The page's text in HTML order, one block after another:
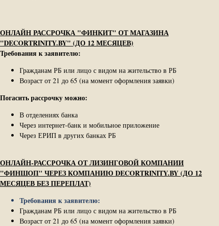
ОНЛАЙН РАССРОЧКА "ФИНКИТ" ОТ МАГАЗИНА
"DECORTRINITY.BY" (ДО 12 МЕСЯЦЕВ)
Требования к заявителю:
Гражданам РБ или лицо с видом на жительство в РБ
Возраст от 21 до 65 (на момент оформления заявки)
Погасить рассрочку можно:
В отделениях банка
Через интернет-банк и мобильное приложение
Через ЕРИП в других банках РБ
ОНЛАЙН-РАССРОЧКА ОТ ЛИЗИНГОВОЙ КОМПАНИИ
"ФИНШОП" ЧЕРЕЗ КОМПАНИЮ DECORTRINITY.BY (ДО 12
МЕСЯЦЕВ БЕЗ ПЕРЕПЛАТ)
Требования к заявителю:
Гражданам РБ или лицо с видом на жительство в РБ
Возраст от 21 до 65 (на момент оформления заявки)